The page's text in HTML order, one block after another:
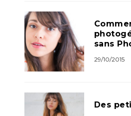
sans
29/10/2015
Des